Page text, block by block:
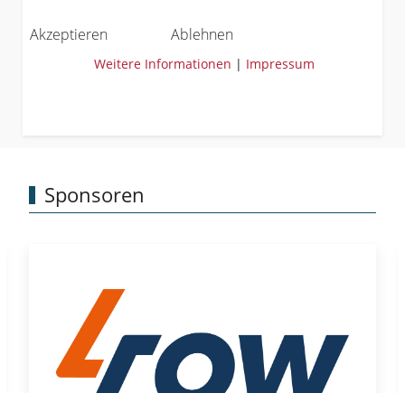
Sponsoren
Akzeptieren Ablehnen
Weitere Informationen | Impressum